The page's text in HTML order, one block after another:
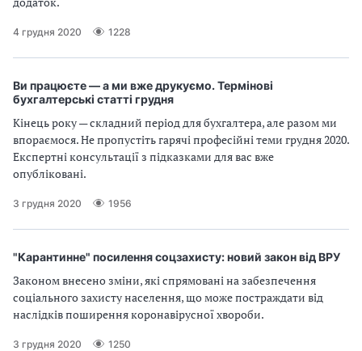
4 грудня 2020 1228
Ви працюєте — а ми вже друкуємо. Термінові
бухгалтерські статті грудня
Кінець року — складний період для бухгалтера, але разом ми
впораємося. Не пропустіть гарячі професійні теми грудня 2020.
Експертні консультації з підказками для вас вже
опубліковані.
3 грудня 2020 1956
"Карантинне" посилення соцзахисту: новий закон від ВРУ
Законом внесено зміни, які спрямовані на забезпечення
соціального захисту населення, що може постраждати від
наслідків поширення коронавірусної хвороби.
3 грудня 2020 1250